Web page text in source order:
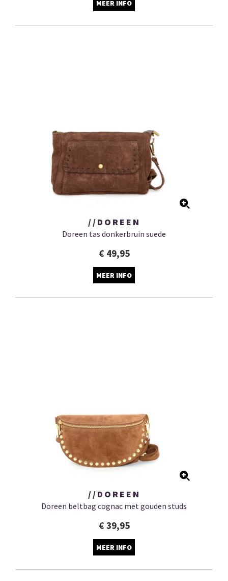
MEER INFO
//DOREEN
Doreen tas donkerbruin suede
€ 49,95
MEER INFO
//DOREEN
Doreen beltbag cognac met gouden studs
€ 39,95
MEER INFO